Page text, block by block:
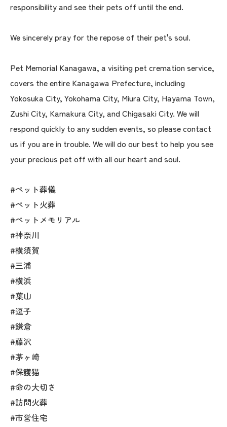
responsibility and see their pets off until the end.
We sincerely pray for the repose of their pet's soul.
Pet Memorial Kanagawa, a visiting pet cremation service,
covers the entire Kanagawa Prefecture, including
Yokosuka City, Yokohama City, Miura City, Hayama Town,
Zushi City, Kamakura City, and Chigasaki City. We will
respond quickly to any sudden events, so please contact
us if you are in trouble. We will do our best to help you see
your precious pet off with all our heart and soul.
#ペット葬儀
#ペット火葬
#ペットメモリアル
#神奈川
#横須賀
#三浦
#横浜
#葉山
#逗子
#鎌倉
#藤沢
#茅ヶ崎
#保護猫
#命の大切さ
#訪問火葬
#市営住宅